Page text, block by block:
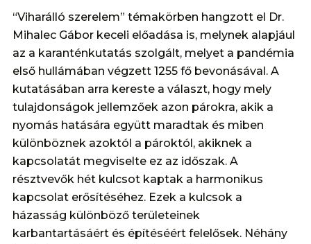
“Viharálló szerelem” témakörben hangzott el Dr.
Mihalec Gábor keceli előadása is, melynek alapjául
az a karanténkutatás szolgált, melyet a pandémia
első hullámában végzett 1255 fő bevonásával. A
kutatásában arra kereste a választ, hogy mely
tulajdonságok jellemzőek azon párokra, akik a
nyomás hatására együtt maradtak és miben
különböznek azoktól a pároktól, akiknek a
kapcsolatát megviselte ez az időszak. A
résztvevők hét kulcsot kaptak a harmonikus
kapcsolat erősítéséhez. Ezek a kulcsok a
házasság különböző területeinek
karbantartásáért és építéséért felelősek. Néhány